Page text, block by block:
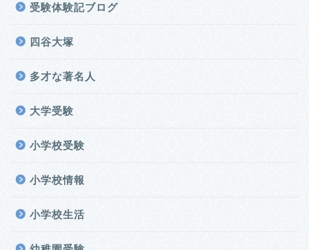
受験体験記ブログ
四谷大塚
多才な著名人
大学受験
小学校受験
小学校情報
小学校生活